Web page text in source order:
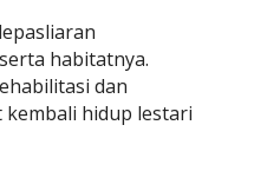
habitatnya.
dan
hidup lestari